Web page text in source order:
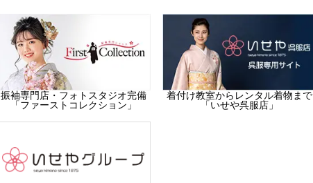
振袖専門店・フォトスタジオ完備
「ファーストコレクション」
着付け教室からレンタル着物まで
「いせや呉服店」